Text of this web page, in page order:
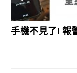
手機不見了! 報